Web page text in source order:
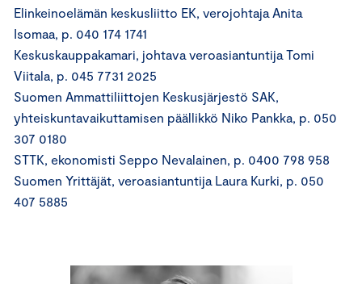
Elinkeinoelämän keskusliitto EK, verojohtaja Anita
Isomaa, p. 040 174 1741
Keskuskauppakamari, johtava veroasiantuntija Tomi
Viitala, p. 045 7731 2025
Suomen Ammattiliittojen Keskusjärjestö SAK,
yhteiskuntavaikuttamisen päällikkö Niko Pankka, p. 050
307 0180
STTK, ekonomisti Seppo Nevalainen, p. 0400 798 958
Suomen Yrittäjät, veroasiantuntija Laura Kurki, p. 050
407 5885